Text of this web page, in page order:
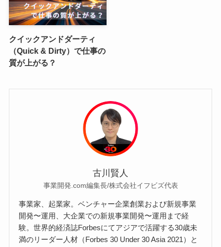
クイックアンドダーティ
（Quick & Dirty）で仕事の
質が上がる？
古川賢人
事業開発.com編集長/株式会社イフビズ代表
事業家、起業家。ベンチャー企業創業および新規事業
開発〜運用、大企業での新規事業開発〜運用まで経
験。世界的経済誌Forbesにてアジアで活躍する30歳未
満のリーダー人材（Forbes 30 Under 30 Asia 2021）と